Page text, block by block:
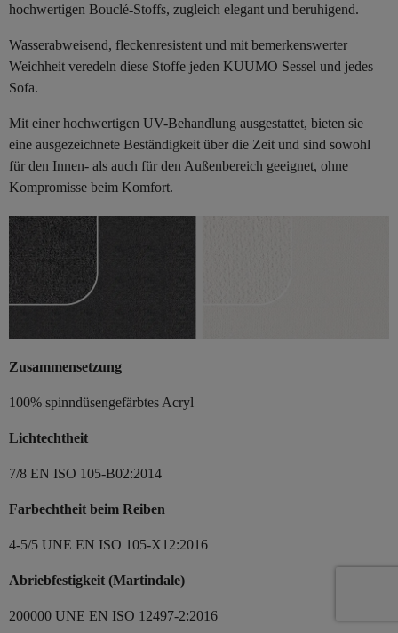
hochwertigen Bouclé-Stoffs, zugleich elegant und beruhigend.
Wasserabweisend, fleckenresistent und mit bemerkenswerter
Weichheit veredeln diese Stoffe jeden KUUMO Sessel und jedes
Sofa.
Mit einer hochwertigen UV-Behandlung ausgestattet, bieten sie
eine ausgezeichnete Beständigkeit über die Zeit und sind sowohl
für den Innen- als auch für den Außenbereich geeignet, ohne
Kompromisse beim Komfort.
Zusammensetzung
100% spinndüsengefärbtes Acryl
Lichtechtheit
7/8 EN ISO 105-B02:2014
Farbechtheit beim Reiben
4-5/5 UNE EN ISO 105-X12:2016
Abriebfestigkeit (Martindale)
200000 UNE EN ISO 12497-2:2016